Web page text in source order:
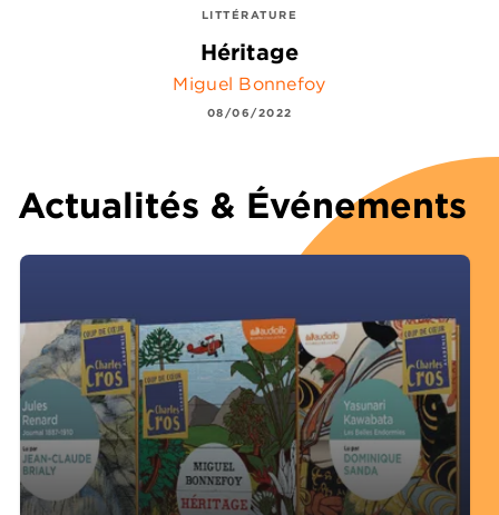
LITTÉRATURE
Héritage
Miguel Bonnefoy
08/06/2022
Actualités & Événements